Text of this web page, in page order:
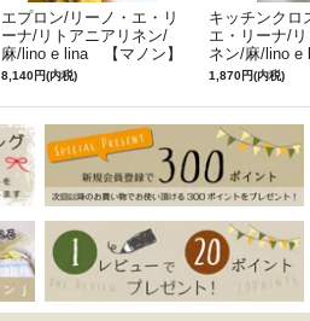
エプロン/リーノ・エ・リ
ーナ/リトアニアリネン/
麻/lino e lina 【マノン】
サフランイエロー
8,140円(内税)
キッチンクロ
エ・リーナ/
ネン/麻/lino
ルフィ】パー
1,870円(内税)